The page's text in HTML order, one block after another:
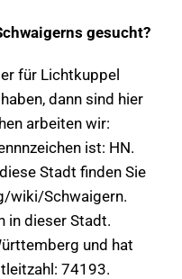
gesucht?
für Lichtkuppel
dann sind hier
arbeiten wir:
ist: HN.
Stadt finden Sie
wiki/Schwaigern.
in dieser Stadt.
und hat
74193.